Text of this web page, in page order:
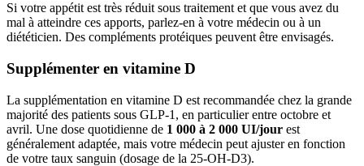
Si votre appétit est très réduit sous traitement et que vous avez du
mal à atteindre ces apports, parlez-en à votre médecin ou à un
diététicien. Des compléments protéiques peuvent être envisagés.
Supplémenter en vitamine D
La supplémentation en vitamine D est recommandée chez la grande
majorité des patients sous GLP-1, en particulier entre octobre et
avril. Une dose quotidienne de 1 000 à 2 000 UI/jour est
généralement adaptée, mais votre médecin peut ajuster en fonction
de votre taux sanguin (dosage de la 25-OH-D3).